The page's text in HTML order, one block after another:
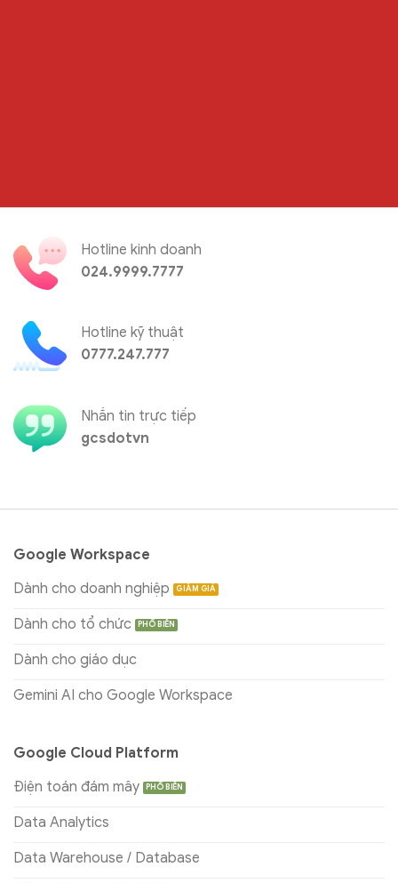
Hotline kinh doanh
024.9999.7777
Hotline kỹ thuật
0777.247.777
Nhắn tin trực tiếp
gcsdotvn
Google Workspace
Dành cho doanh nghiệp
Dành cho tổ chức
Dành cho giáo dục
Gemini AI cho Google Workspace
Google Cloud Platform
Điện toán đám mây
Data Analytics
Data Warehouse / Database